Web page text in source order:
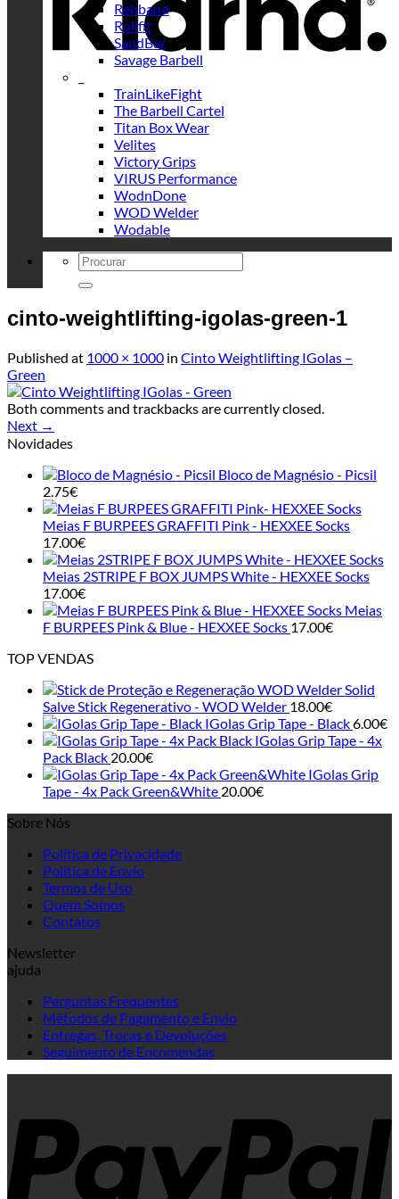
Rehband
Rokfit
SandBar
Savage Barbell
TrainLikeFight
The Barbell Cartel
Titan Box Wear
Velites
Victory Grips
VIRUS Performance
WodnDone
WOD Welder
Wodable
Search
for:
cinto-weightlifting-igolas-green-1
Published at 1000 × 1000 in Cinto Weightlifting IGolas –
Green
Both comments and trackbacks are currently closed.
Next →
Novidades
Bloco de Magnésio - Picsil
2.75€
Meias F BURPEES GRAFFITI Pink - HEXXEE Socks
17.00€
Meias 2STRIPE F BOX JUMPS White - HEXXEE Socks
17.00€
Meias
F BURPEES Pink & Blue - HEXXEE Socks 17.00€
TOP VENDAS
Solid
Salve Stick Regenerativo - WOD Welder 18.00€
IGolas Grip Tape - Black6.00€
IGolas Grip Tape - 4x
Pack Black 20.00€
IGolas Grip
Tape - 4x Pack Green&White 20.00€
Sobre Nós
Política de Privacidade
Política de Envio
Termos de Uso
Quem Somos
Contatos
Newsletter
ajuda
Perguntas Frequentes
Métodos de Pagamento e Envio
Entregas, Trocas e Devoluções
Seguimento de Encomendas